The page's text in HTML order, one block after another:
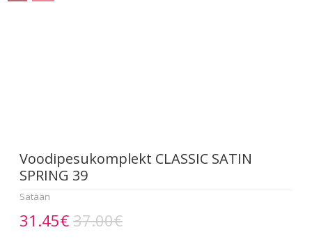
Voodipesukomplekt CLASSIC SATIN
SPRING 39
Satään
31.45€ 37.00€